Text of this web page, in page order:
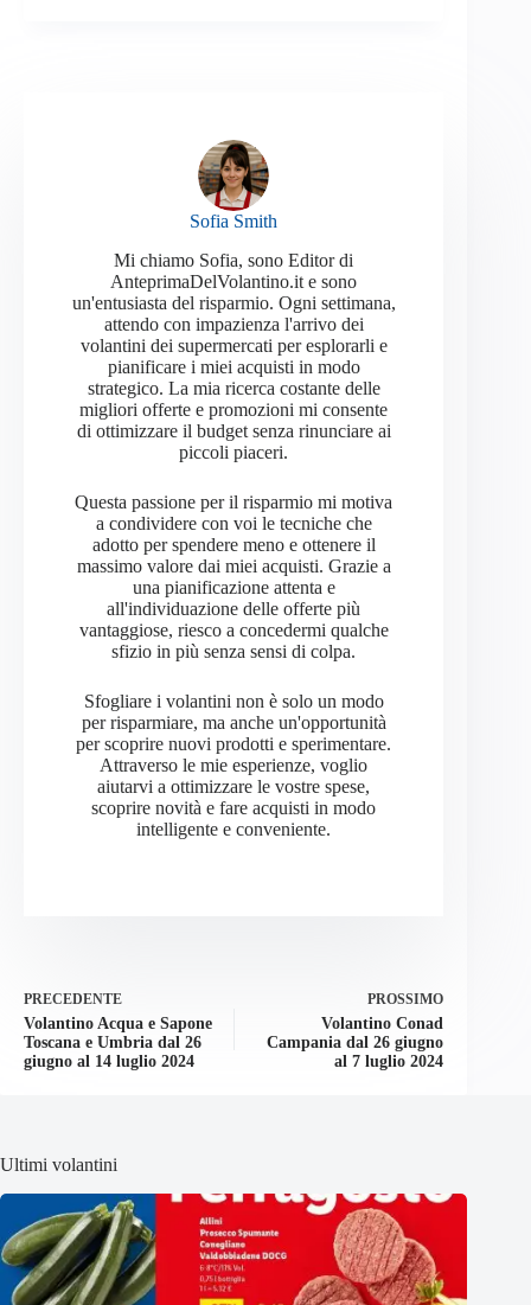
Sofia Smith
Mi chiamo Sofia, sono Editor di
AnteprimaDelVolantino.it e sono
un'entusiasta del risparmio. Ogni settimana,
attendo con impazienza l'arrivo dei
volantini dei supermercati per esplorarli e
pianificare i miei acquisti in modo
strategico. La mia ricerca costante delle
migliori offerte e promozioni mi consente
di ottimizzare il budget senza rinunciare ai
piccoli piaceri.
Questa passione per il risparmio mi motiva
a condividere con voi le tecniche che
adotto per spendere meno e ottenere il
massimo valore dai miei acquisti. Grazie a
una pianificazione attenta e
all'individuazione delle offerte più
vantaggiose, riesco a concedermi qualche
sfizio in più senza sensi di colpa.
Sfogliare i volantini non è solo un modo
per risparmiare, ma anche un'opportunità
per scoprire nuovi prodotti e sperimentare.
Attraverso le mie esperienze, voglio
aiutarvi a ottimizzare le vostre spese,
scoprire novità e fare acquisti in modo
intelligente e conveniente.
PRECEDENTE
Volantino Acqua e Sapone
Toscana e Umbria dal 26
giugno al 14 luglio 2024
PROSSIMO
Volantino Conad
Campania dal 26 giugno
al 7 luglio 2024
Ultimi volantini